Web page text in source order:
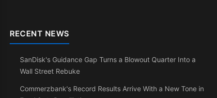
RECENT NEWS
SanDisk's Guidance Gap Turns a Blowout Quarter Into a
Wall Street Rebuke
Commerzbank's Record Results Arrive With a New Tone in